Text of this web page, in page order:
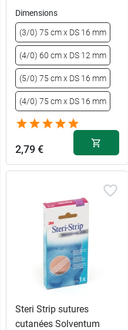
3 mm x 7,5
cm
0,89 €
6 mm x 7,5
cm
0,63 €
12 mm x 10
cm
1,33 €
Dimensions
(3/0) 75 cm x DS 16 mm
(4/0) 60 cm x DS 12 mm
(5/0) 75 cm x DS 16 mm
(4/0) 75 cm x DS 16 mm
2,79 €
Steri Strip sutures
cutanées Solventum